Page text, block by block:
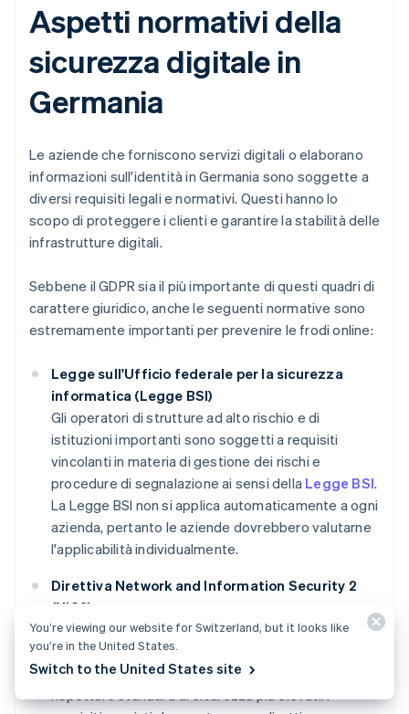
Aspetti normativi della
sicurezza digitale in
Germania
Le aziende che forniscono servizi digitali o elaborano
informazioni sull'identità in Germania sono soggette a
diversi requisiti legali e normativi. Questi hanno lo
scopo di proteggere i clienti e garantire la stabilità delle
infrastrutture digitali.
Sebbene il GDPR sia il più importante di questi quadri di
carattere giuridico, anche le seguenti normative sono
estremamente importanti per prevenire le frodi online:
Legge sull'Ufficio federale per la sicurezza
informatica (Legge BSI)
Gli operatori di strutture ad alto rischio e di
istituzioni importanti sono soggetti a requisiti
vincolanti in materia di gestione dei rischi e
procedure di segnalazione ai sensi della Legge BSI.
La Legge BSI non si applica automaticamente a ogni
azienda, pertanto le aziende dovrebbero valutarne
l'applicabilità individualmente.
Direttiva Network and Information Security 2
(NIS2)
LaDirettiva NIS2è il quadro di carattere giuridico
dell'UE per la sicurezza informatica. Ne amplia
l'ambito di applicabilità e richiede a molti settori di
rispettare standard di sicurezza più elevati. I
You’re viewing our website for Switzerland, but it looks like
you’re in the United States.
Switch to the United States site